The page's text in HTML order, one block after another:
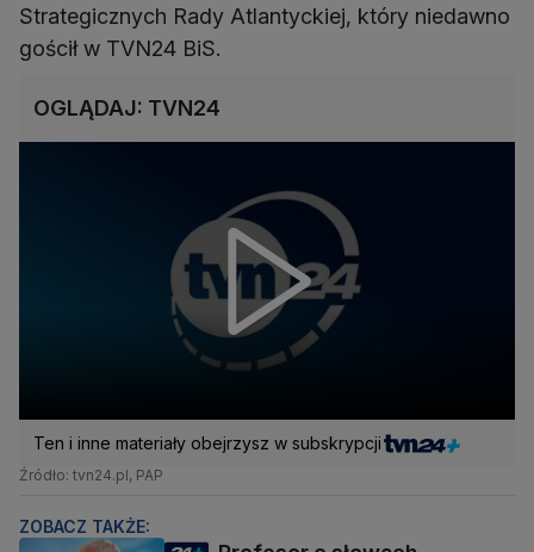
Strategicznych Rady Atlantyckiej, który niedawno
gościł w TVN24 BiS.
OGLĄDAJ: TVN24
Ten i inne materiały obejrzysz w subskrypcji
Źródło: tvn24.pl, PAP
ZOBACZ TAKŻE: